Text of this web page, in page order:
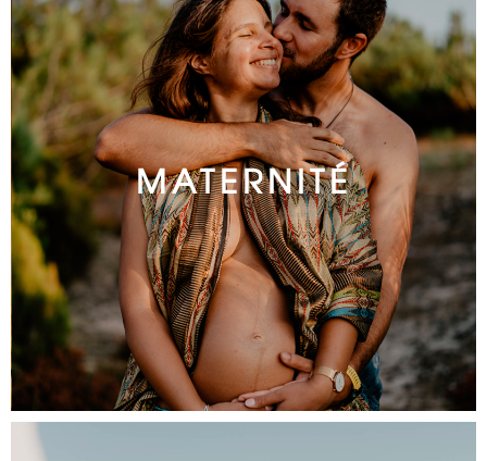
MATERNITÉ